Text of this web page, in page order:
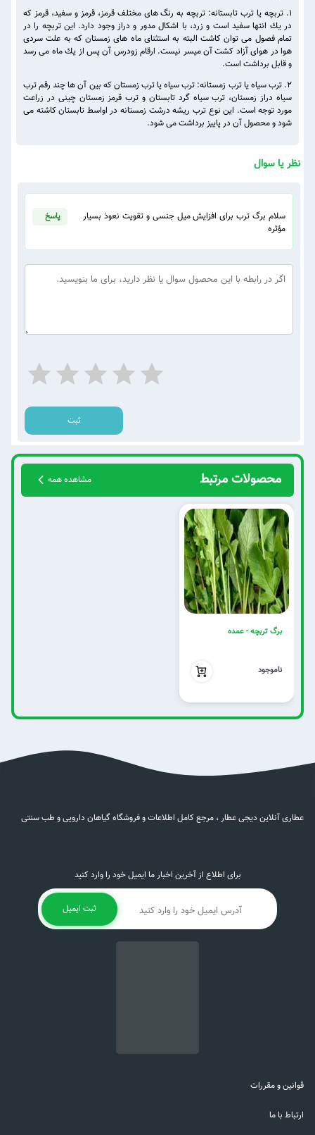
۱. تربچه يا ترب تابستانه: تربچه به رنگ هاى مختلف قرمز، قرمز و سفيد، قرمز كه
در يك انتها سفيد است و زرد، با اشكال مدور و دراز وجود دارد. اين تربچه را در
تمام فصول مى‏ توان كاشت البته به استثناى ماه هاى زمستان كه به علت سردى
هوا در هواى آزاد كشت آن ميسر نيست. ارقام زودرس آن پس از يك ماه مى‏ رسد
و قابل برداشت است.
۲. ترب سياه يا ترب زمستانه‏: ترب سياه يا ترب زمستان كه بين آن ها چند رقم ترب
سياه دراز زمستان، ترب سياه گرد تابستان و ترب قرمز زمستان چينى در زراعت
مورد توجه است. اين نوع ترب ريشه درشت زمستانه در اواسط تابستان كاشته مى
‏شود و محصول آن در پاييز برداشت مى ‏شود.
نظر یا سوال
سلام برگ ترب برای افزایش میل جنسی و تقویت نعوذ بسیار
مؤثره
پاسخ
ثبت
محصولات مرتبط مشاهده همه
برگ تربچه - عمده
ناموجود
قوانین و مقررات
ارتباط با ما
برای اطلاع از آخرین اخبار ما ایمیل خود را وارد کنید
ثبت ایمیل
عطاری آنلاین دیجی عطار ، مرجع کامل اطلاعات و فروشگاه گیاهان دارویی و طب سنتی